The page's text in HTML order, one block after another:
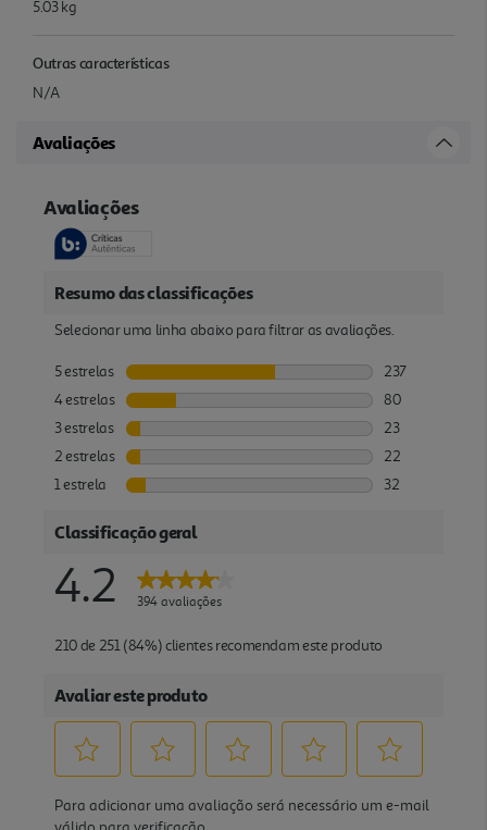
5.03 kg
Outras características
N/A
Avaliações